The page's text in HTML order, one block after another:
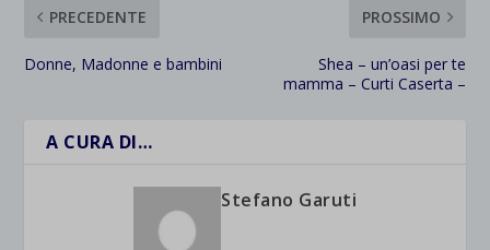
PRECEDENTE
Donne, Madonne e bambini
PROSSIMO
Shea – un’oasi per te
mamma – Curti Caserta –
A CURA DI…
Stefano Garuti